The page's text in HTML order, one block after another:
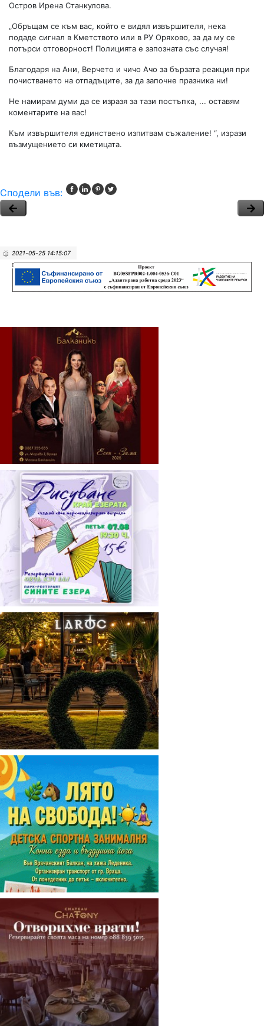
Остров Ирена Станкулова.
„Обръщам се към вас, който е видял извършителя, нека
подаде сигнал в Кметството или в РУ Оряхово, за да му се
потърси отговорност! Полицията е запозната със случая!
Благодаря на Ани, Верчето и чичо Ачо за бързата реакция при
почистването на отпадъците, за да започне празника ни!
Не намирам думи да се изразя за тази постъпка, ... оставям
коментарите на вас!
Към извършителя единствено изпитвам съжаление! “, изрази
възмущението си кметицата.
Сподели във:
2021-05-25 14:15:07